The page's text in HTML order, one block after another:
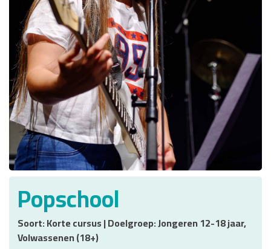
Popschool
Soort: Korte cursus | Doelgroep: Jongeren 12-18 jaar,
Volwassenen (18+)